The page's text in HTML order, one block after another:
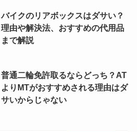
バイクのリアボックスはダサい？
理由や解決法、おすすめの代用品
まで解説
普通二輪免許取るならどっち？AT
よりMTがおすすめされる理由はダ
サいからじゃない